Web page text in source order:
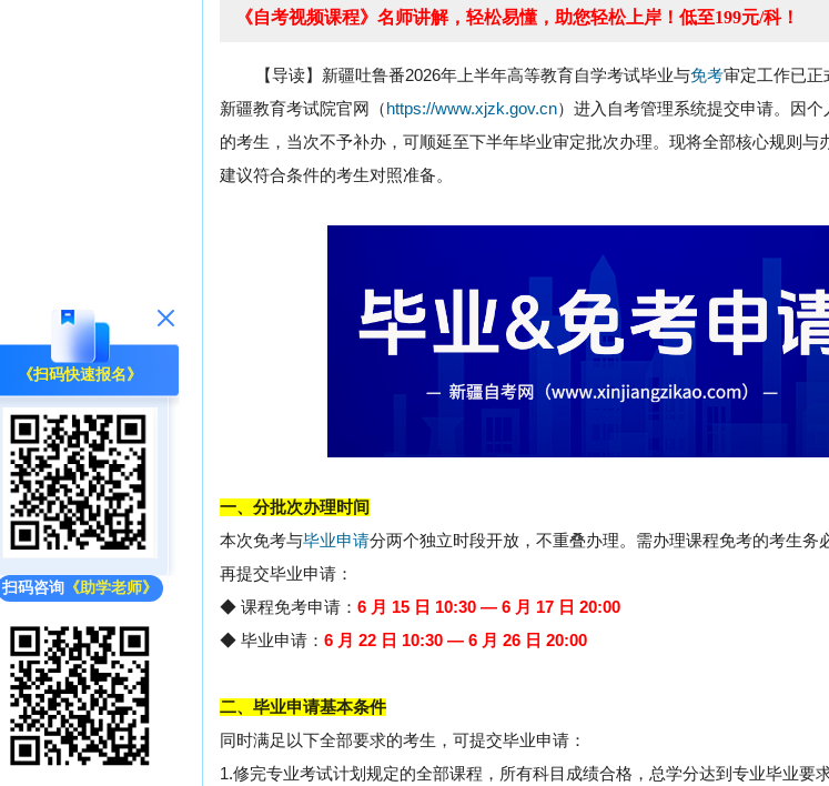
《扫码快速报名》
扫码咨询 《助学老师》
《自考视频课程》名师讲解，轻松易懂，助您轻松上岸！低至199元/科！
【导读】新疆吐鲁番2026年上半年高等教育自学考试毕业与免考审定工作已正
新疆教育考试院官网（ https://www.xjzk.gov.cn）进入自考管理系统提交申请。因
的考生，当次不予补办，可顺延至下半年毕业审定批次办理。现将全部核心规则与
建议符合条件的考生对照准备。
一、分批次办理时间
本次免考与毕业申请分两个独立时段开放，不重叠办理。需办理课程免考的考生务
再提交毕业申请：
◆ 课程免考申请： 6 月 15 日 10:30 — 6 月 17 日 20:00
◆ 毕业申请： 6 月 22 日 10:30 — 6 月 26 日 20:00
二、毕业申请基本条件
同时满足以下全部要求的考生，可提交毕业申请：
1.修完专业考试计划规定的全部课程，所有科目成绩合格，总学分达到专业毕业要